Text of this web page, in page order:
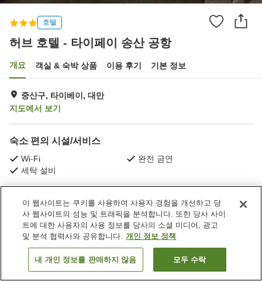
호텔
허브 호텔 - 타이페이 송산 공항
개요 객실 & 숙박 상품 이용 후기 기본 정보
중산구, 타이베이, 대만
지도에서 보기
숙소 편의 시설/서비스
Wi-Fi
완전 금연
세탁 설비
대만 타이베이 중산구
Xingzheng Village
허브 호텔 - 타이페이 송산 공항
객실 보기
이 웹사이트는 쿠키를 사용하여 사용자 경험을 개선하고 당
사 웹사이트의 성능 및 트래픽을 분석합니다. 또한 당사 사이
트에 대한 사용자의 사용 정보를 당사의 소셜 미디어, 광고
및 분석 협력사와 공유합니다. 개인 정보 정책
내 개인 정보를 판매하지 않음 모두 수락